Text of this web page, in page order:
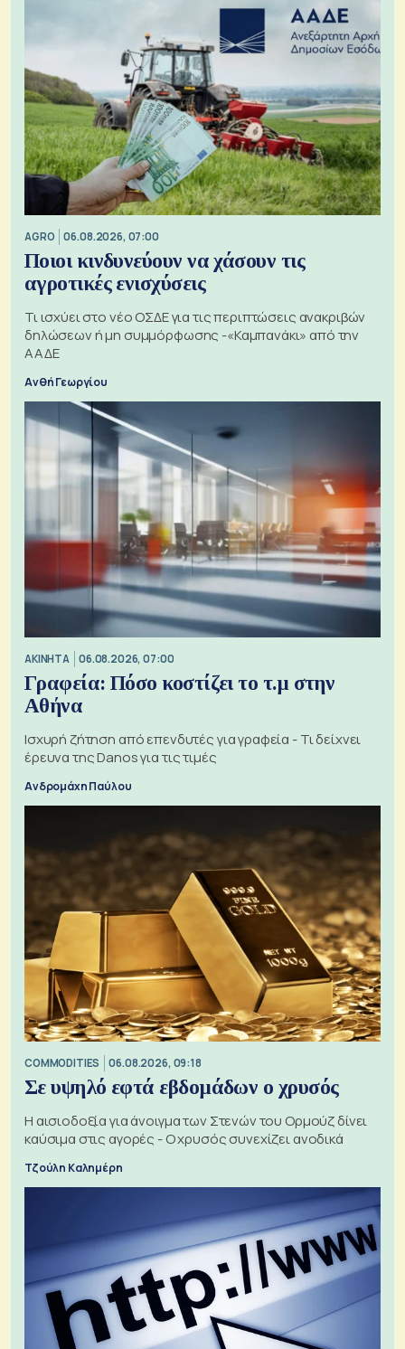
AGRO 06.08.2026, 07:00
Ποιοι κινδυνεύουν να χάσουν τις
αγροτικές ενισχύσεις
Τι ισχύει στο νέο ΟΣΔΕ για τις περιπτώσεις ανακριβών
δηλώσεων ή μη συμμόρφωσης -«Καμπανάκι» από την
ΑΑΔΕ
Ανθή Γεωργίου
ΑΚΙΝΗΤΑ 06.08.2026, 07:00
Γραφεία: Πόσο κοστίζει το τ.μ στην
Αθήνα
Ισχυρή ζήτηση από επενδυτές για γραφεία - Τι δείχνει
έρευνα της Danos για τις τιμές
Ανδρομάχη Παύλου
COMMODITIES 06.08.2026, 09:18
Σε υψηλό εφτά εβδομάδων ο χρυσός
Η αισιοδοξία για άνοιγμα των Στενών του Ορμούζ δίνει
καύσιμα στις αγορές - Ο χρυσός συνεχίζει ανοδικά
Τζούλη Καλημέρη